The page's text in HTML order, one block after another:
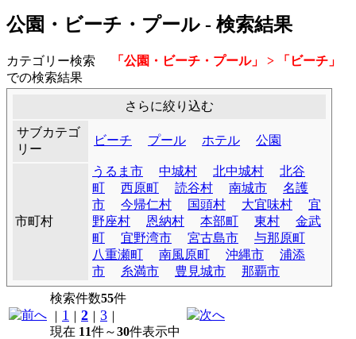
公園・ビーチ・プール - 検索結果
カテゴリー検索
「公園・ビーチ・プール」 > 「ビーチ」
での検索結果
さらに絞り込む
サブカテゴ
リー
ビーチ プール ホテル 公園
市町村
うるま市 中城村 北中城村
北谷
町
西原町 読谷村 南城市
名護
市
今帰仁村 国頭村 大宜味村
宜
野座村
恩納村 本部町 東村
金武
町
宜野湾市 宮古島市
与那原町
八重瀬町
南風原町 沖縄市
浦添
市
糸満市 豊見城市
那覇市
検索件数55件
1 2 3
現在 11件～30件表示中